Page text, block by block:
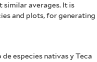
similar averages. It is
and plots, for generating
especies nativas y Teca